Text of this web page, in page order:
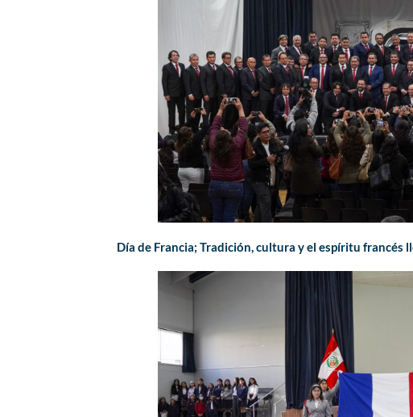
Día de Francia; Tradición, cultura y el espíritu francés